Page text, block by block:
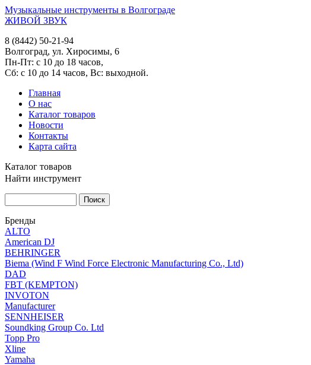
Музыкальные инструменты в Волгограде
ЖИВОЙ ЗВУК
8 (8442) 50-21-94
Волгоград, ул. Хиросимы, 6
Пн-Пт: с 10 до 18 часов,
Сб: с 10 до 14 часов, Вс: выходной.
Главная
О нас
Каталог товаров
Новости
Контакты
Карта сайта
Каталог товаров
Найти инструмент
Бренды
ALTO
American DJ
BEHRINGER
Biema (Wind F Wind Force Electronic Manufacturing Co., Ltd)
DAD
FBT (KEMPTON)
INVOTON
Manufacturer
SENNHEISER
Soundking Group Co. Ltd
Topp Pro
Xline
Yamaha